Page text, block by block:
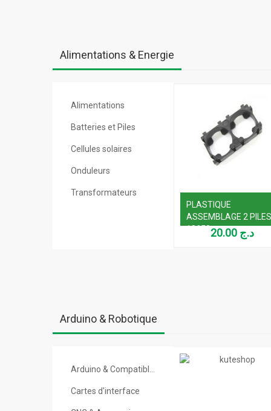
Alimentations & Energie
Alimentations
Batteries et Piles
Cellules solaires
Onduleurs
Transformateurs
PLASTIQUE
ASSEMBLAGE 2 PILES
18650
د.ج
Arduino & Robotique
Cartes d'interface